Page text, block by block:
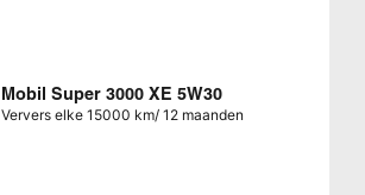
Mobil Super 3000 XE 5W30
Ververs elke 15000 km/ 12 maanden